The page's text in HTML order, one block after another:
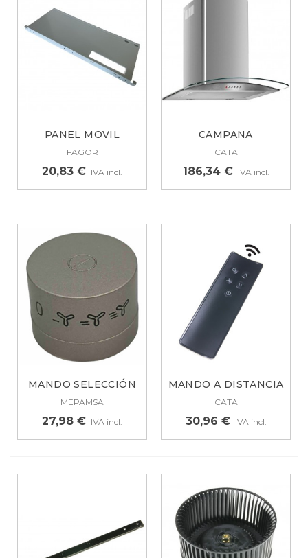
PANEL MOVIL
CAMPANA
FAGOR
20,83 € IVA incl.
CAMPANA
EXTRACTORA CATA C-
CATA
186,34 € IVA incl.
MANDO SELECCIÓN
CAMPANA...
MEPAMSA
27,98 € IVA incl.
MANDO A DISTANCIA
CAMPANA...
CATA
30,96 € IVA incl.